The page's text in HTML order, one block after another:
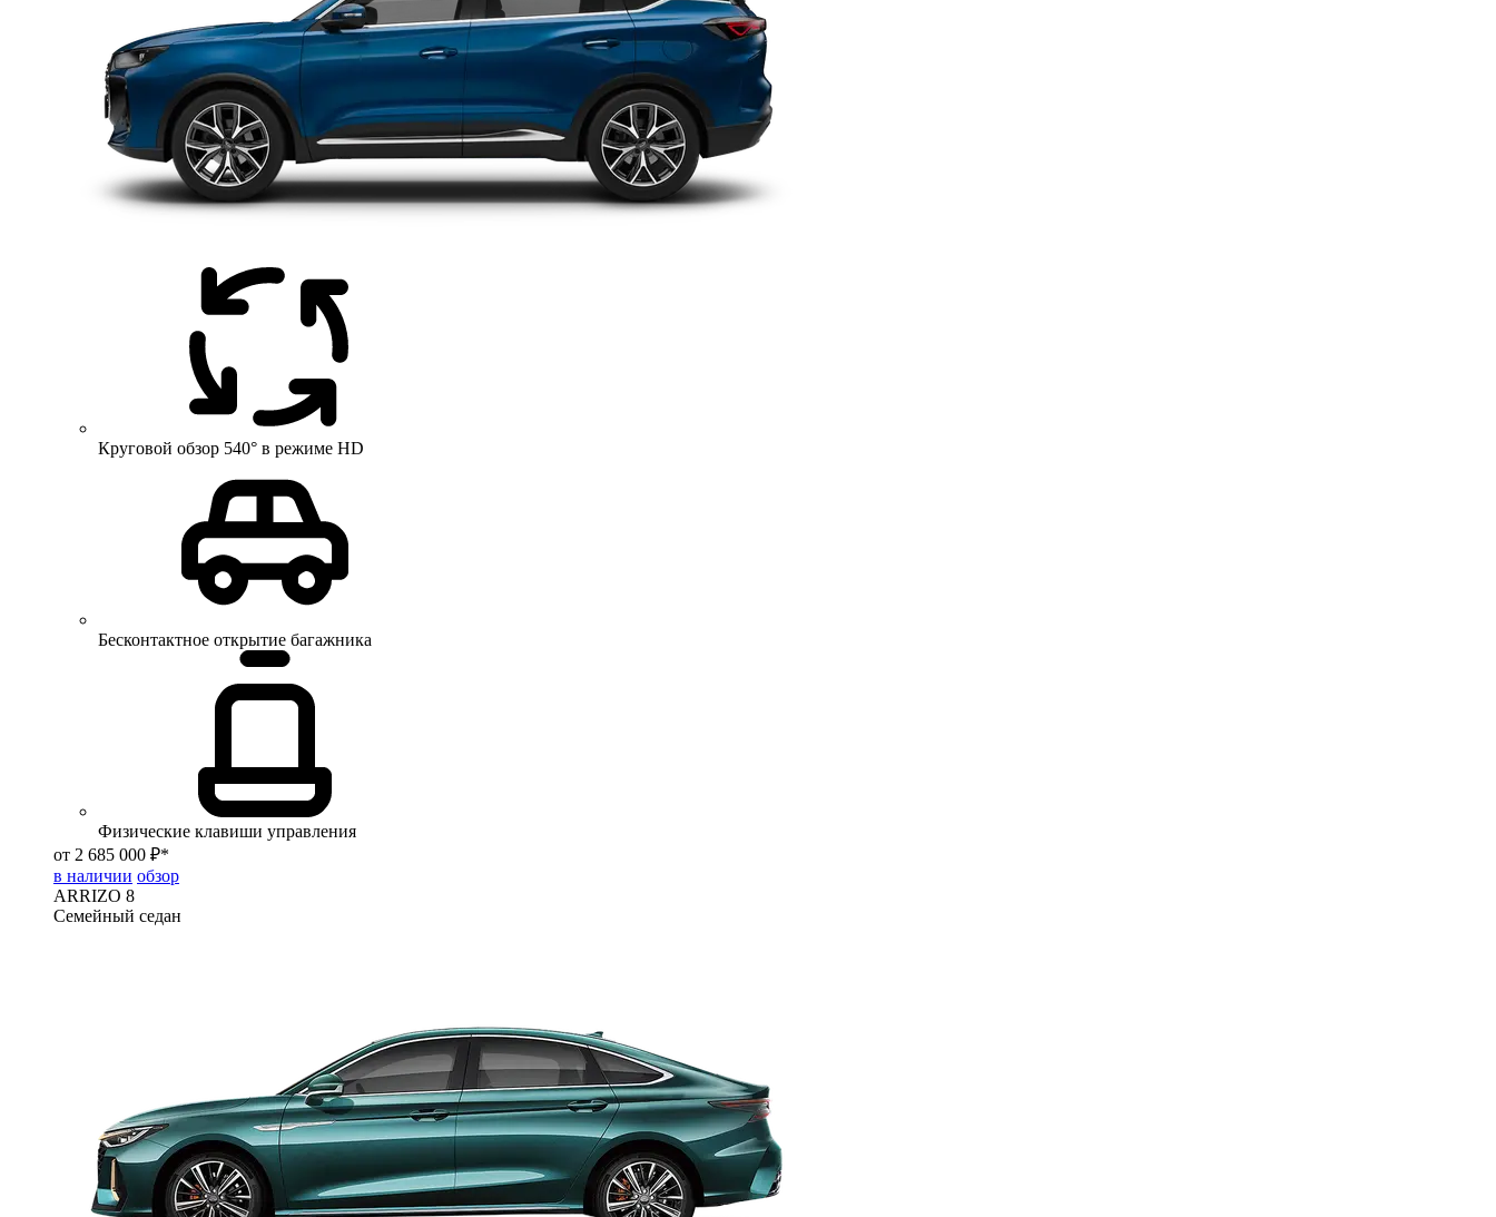
Круговой обзор 540° в режиме HD
Бесконтактное открытие багажника
Физические клавиши управления
от 2 685 000 ₽*
в наличии обзор
ARRIZO 8
Семейный седан